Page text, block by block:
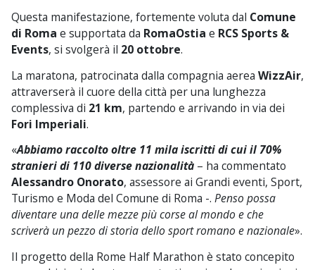
Questa manifestazione, fortemente voluta dal Comune
di Roma e supportata da RomaOstia e RCS Sports &
Events, si svolgerà il 20 ottobre.
La maratona, patrocinata dalla compagnia aerea WizzAir,
attraverserà il cuore della città per una lunghezza
complessiva di 21 km, partendo e arrivando in via dei
Fori Imperiali.
«Abbiamo raccolto oltre 11 mila iscritti di cui il 70%
stranieri di 110 diverse nazionalità– ha commentato
Alessandro Onorato, assessore ai Grandi eventi, Sport,
Turismo e Moda del Comune di Roma -. Penso possa
diventare una delle mezze più corse al mondo e che
scriverà un pezzo di storia dello sport romano e nazionale».
Il progetto della Rome Half Marathon è stato concepito